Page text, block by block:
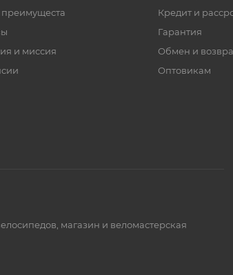
и миссия
Кредит и
Гарантия
Обмен и
Оптовикам
магазин и веломастерская